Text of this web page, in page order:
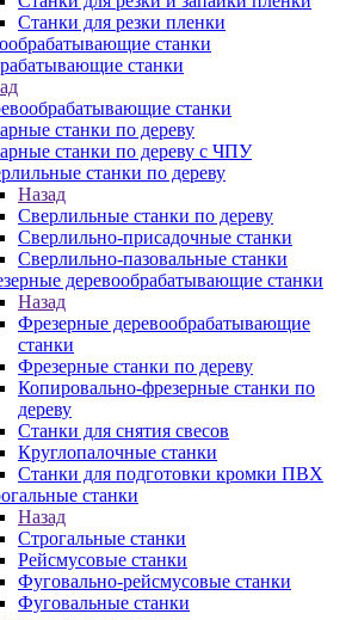
Станки для резки пленки
станки
станки
станки
станки по дереву
станки по дереву с ЧПУ
станки по дереву
Назад
Сверлильные станки по дереву
Сверлильно-присадочные станки
Сверлильно-пазовальные станки
деревообрабатывающие станки
Назад
Фрезерные деревообрабатывающие
станки
Фрезерные станки по дереву
Копировально-фрезерные станки по
дереву
Станки для снятия свесов
Круглопалочные станки
Станки для подготовки кромки ПВХ
станки
Назад
Строгальные станки
Рейсмусовые станки
Фуговально-рейсмусовые станки
Фуговальные станки